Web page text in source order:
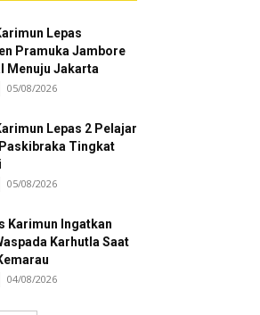
Lepas
Pramuka Jambore
Menuju Jakarta
05/08/2026
Lepas 2 Pelajar
Tingkat
05/08/2026
Karimun Ingatkan
Karhutla Saat
04/08/2026